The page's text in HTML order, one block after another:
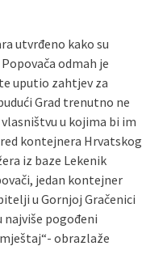
utvrđeno kako su
odmah je
uputio zahtjev za
Grad trenutno ne
u kojima bi im
kontejnera Hrvatskog
iz baze Lekenik
jedan kontejner
u Gornjoj Gračenici
najviše pogođeni
obrazlaže